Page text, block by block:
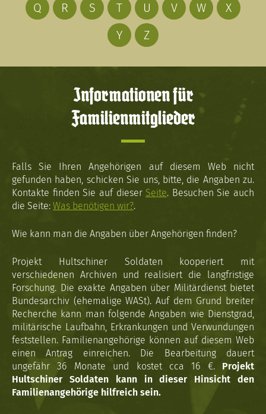
Q
R S T U V W
X
Y
Z
Informationen für
Familienmitglieder
Falls Sie Ihren Angehörigen auf diesem Web nicht
gefunden haben, schicken Sie uns, bitte, die Angaben zu.
Kontakte finden Sie auf dieser Seite. Besuchen Sie auch
die Seite: Was benötigen wir?.
Wie kann man die Angaben über Angehörigen finden?
Projekt Hultschiner Soldaten kooperiert mit
verschiedenen Archiven und realisiert die langfristige
Forschung. Die exakte Angaben über Militärdienst bietet
Bundesarchiv (ehemalige WASt). Auf dem Grund breiter
Recherche kann man folgende Angaben wie Dienstgrad,
militärische Laufbahn, Erkrankungen und Verwundungen
feststellen. Familienangehörige können auf diesem Web
einen Antrag einreichen. Die Bearbeitung dauert
ungefähr 36 Monate und kostet cca 16 €. Projekt
Hultschiner Soldaten kann in dieser Hinsicht den
Familienangehörige hilfreich sein.